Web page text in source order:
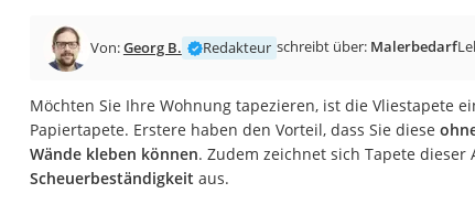
Akku-
Split-
Pelletofen
Von:Georg B. Redakteur schreibt über: Malerbedarf
Möchten Sie Ihre Wohnung tapezieren, ist die Vliestapete
Papiertapete. Erstere haben den Vorteil, dass Sie diese
Wände kleben können. Zudem zeichnet sich Tapete dieser
Scheuerbeständigkeit aus.